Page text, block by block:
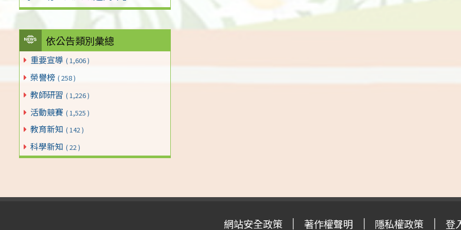
依公告類別彙總
重要宣導 ( 1,606 )
榮譽榜 ( 258 )
教師研習 ( 1,226 )
活動競賽 ( 1,525 )
教育新知 ( 142 )
科學新知 ( 22 )
網站安全政策 著作權聲明 隱私權政策 登